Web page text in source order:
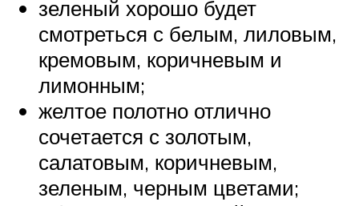
зеленый хорошо будет
смотреться с белым, лиловым,
кремовым, коричневым и
лимонным;
желтое полотно отлично
сочетается с золотым,
салатовым, коричневым,
зеленым, черным цветами;